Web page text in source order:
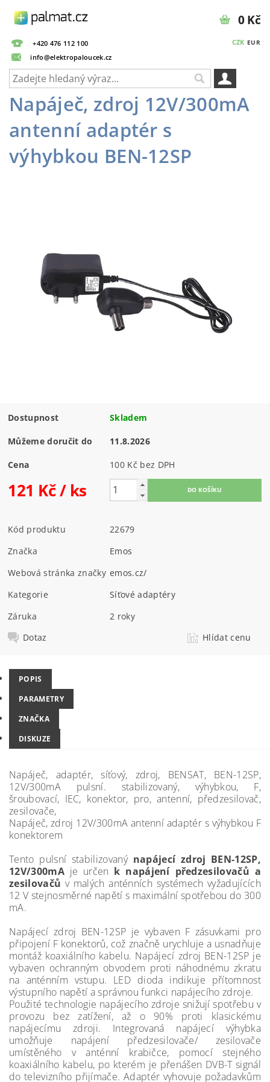
+420 476 112 100
info@elektropaloucek.cz
CZK EUR
0 Kč
Napáječ, zdroj 12V/300mA
antenní adaptér s
výhybkou BEN-12SP
Dostupnost Skladem
Můžeme doručit do 11.8.2026
Cena 100 Kč bez DPH
121 Kč/ ks
Kód produktu
22679
Značka
Emos
Webová stránka značky emos.cz/
Kategorie
Síťové adaptéry
Záruka
2 roky
Dotaz
Hlídat cenu
POPIS
PARAMETRY
ZNAČKA
DISKUZE
Napáječ, adaptér, síťový, zdroj, BENSAT, BEN-12SP,
12V/300mA pulsní. stabilizovaný, výhybkou, F,
šroubovací, IEC, konektor, pro, antenní, předzesilovač,
zesilovače,
Napáječ, zdroj 12V/300mA antenní adaptér s výhybkou F
konektorem
Tento pulsní stabilizovaný napájecí zdroj BEN-12SP,
12V/300mAje určen k napájení předzesilovačů a
zesilovačů v malých anténních systémech vyžadujících
12 V stejnosměrné napětí s maximální spotřebou do 300
mA.
Napájecí zdroj BEN-12SP je vybaven F zásuvkami pro
připojení F konektorů, což značně urychluje a usnadňuje
montáž koaxiálního kabelu. Napájecí zdroj BEN-12SP je
vybaven ochranným obvodem proti náhodnému zkratu
na anténním vstupu. LED dioda indikuje přítomnost
výstupního napětí a správnou funkci napájecího zdroje.
Použité technologie napájecího zdroje snižují spotřebu v
provozu bez zatížení, až o 90% proti klasickému
napájecímu zdroji. Integrovaná napájecí výhybka
umožňuje napájení předzesilovače/ zesilovače
umístěného v anténní krabičce, pomocí stejného
koaxiálního kabelu, po kterém je přenášen DVB-T signál
do televizního přijímače. Adaptér vyhovuje požadavkům